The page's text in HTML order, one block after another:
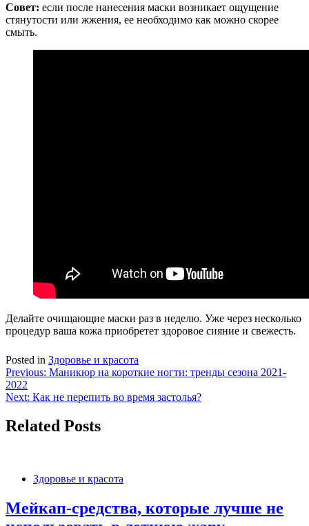
Совет: если после нанесения маски возникает ощущение
стянутости или жжения, ее необходимо как можно скорее
смыть.
Делайте очищающие маски раз в неделю. Уже через несколько
процедур ваша кожа приобретет здоровое сияние и свежесть.
Posted in Здоровье и красота
Навигация
по
Previous: Маникюр на короткие ногти: тренды сезона 2021-
2022
Next: Как не перепить во время застолья?
Related Posts
Здоровье и красота
Мейкап-средства, которые лучше не